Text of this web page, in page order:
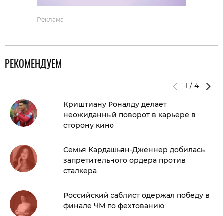
Реклама
РЕКОМЕНДУЕМ
1 / 4
Криштиану Роналду делает
неожиданный поворот в карьере в
сторону кино
Семья Кардашьян-Дженнер добилась
запретительного ордера против
сталкера
Российский саблист одержал победу в
финале ЧМ по фехтованию